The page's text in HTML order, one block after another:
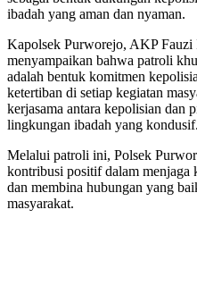
ibadah yang aman dan nyaman.
Kapolsek Purworejo, AKP Fauzi
menyampaikan bahwa patroli
adalah bentuk komitmen
ketertiban di setiap kegiatan
kerjasama antara kepolisian dan
lingkungan ibadah yang kondusif.
Melalui patroli ini, Polsek
kontribusi positif dalam menjaga
dan membina hubungan yang
masyarakat.